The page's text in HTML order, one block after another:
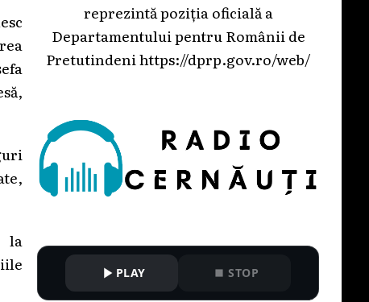
la
reprezintă poziția oficială a
Departamentului pentru Românii de
Pretutindenihttps://dprp.gov.ro/web/
PLAY STOP